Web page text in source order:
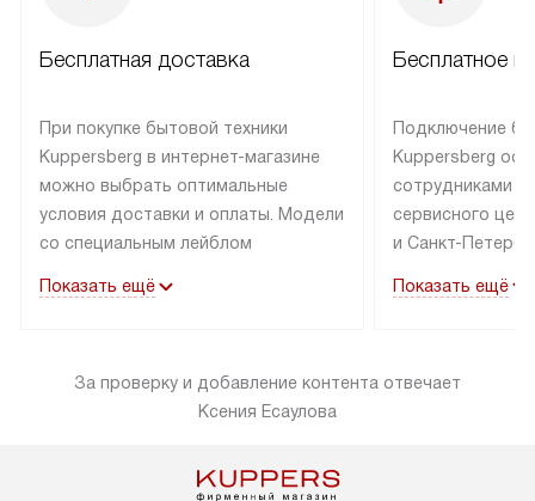
Бесплатная доставка
При покупке бытовой техники
Kuppersberg в интернет-магазине
можно выбрать оптимальные
условия доставки и оплаты. Модели
со специальным лейблом
в пределах МКАД до подъезда,
«в наличии» может быть отправлен
покупателю в течение трех дней.
и другие регионы осуществляется
Показать ещё
Бесплатное
Подключение
Kuppersberg
сотрудниками
сервисного
и Санкт-
подключается к
за пределы
Показать ещё
За проверку и добавление контента отвечает
Ксения Есаулова